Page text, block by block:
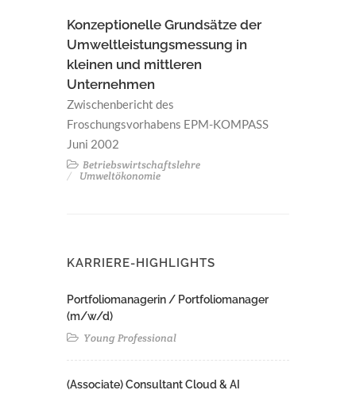
Konzeptionelle Grundsätze der
Umweltleistungsmessung in
kleinen und mittleren
Unternehmen
Zwischenbericht des
Froschungsvorhabens EPM-KOMPASS
Juni 2002
Betriebswirtschaftslehre
Umweltökonomie
KARRIERE-HIGHLIGHTS
Portfoliomanagerin / Portfoliomanager
(m/w/d)
Young Professional
(Associate) Consultant Cloud & AI